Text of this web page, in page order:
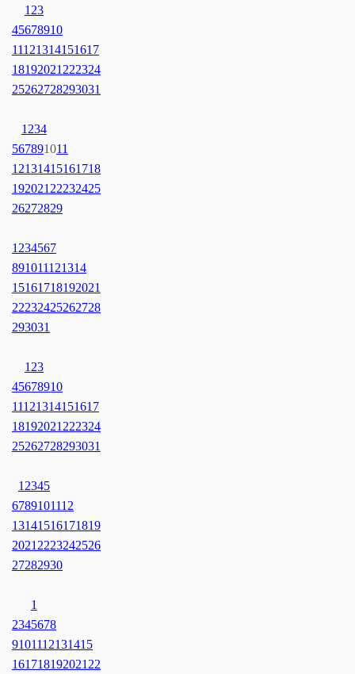
1 23
45678910
11121314151617
18192021 222324
25262728293031
1 234
567891011
12131415161718
192021 22232425
26272829
1 234567
891011121314
15161718192021
22232425262728
293031
1 23
45678910
11121314151617
18192021 222324
25262728293031
1 2345
6789101112
13141516171819
2021 2223242526
27282930
1
2345678
9101112131415
161718192021 22